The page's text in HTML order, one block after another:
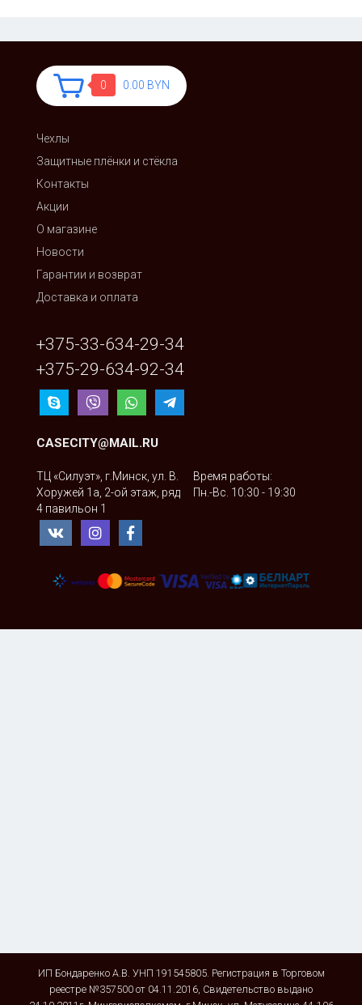
0 0.00 BYN
Чехлы
Защитные плёнки и стёкла
Контакты
Акции
О магазине
Новости
Гарантии и возврат
Доставка и оплата
+375-33-634-29-34
+375-29-634-92-34
CASECITY@MAIL.RU
ТЦ «Силуэт», г.Минск, ул. В.
Хоружей 1а, 2-ой этаж, ряд
4 павильон 1
Время работы:
Пн.-Вс. 10:30 - 19:30
ИП Бондаренко А.В. УНП 191545805. Регистрация в Торговом
реестре №357500 от 04.11.2016, Свидетельство выдано